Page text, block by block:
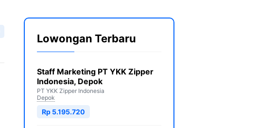
Lowongan Terbaru
Staff Marketing PT YKK Zipper
Indonesia, Depok
PT YKK Zipper Indonesia
Depok
Rp 5.195.720